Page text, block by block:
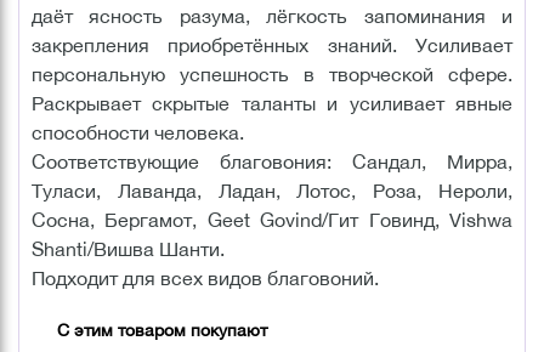
даёт ясность разума, лёгкость запоминания и
закрепления приобретённых знаний. Усиливает
персональную успешность в творческой сфере.
Раскрывает скрытые таланты и усиливает явные
способности человека.
Соответствующие благовония: Сандал, Мирра,
Туласи, Лаванда, Ладан, Лотос, Роза, Нероли,
Сосна, Бергамот, Geet Govind/Гит Говинд, Vishwa
Shanti/Вишва Шанти.
Подходит для всех видов благовоний.
С этим товаром покупают